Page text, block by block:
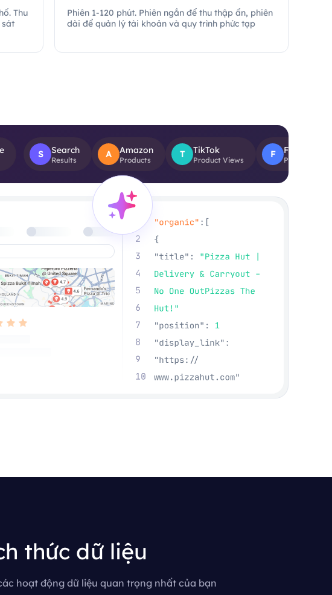
Thu
sát
Phiên 1-120 phút. Phiên ngắn để thu thập ẩn, phiên
dài để quản lý tài khoản và quy trình phức tạp
Search
Results A Amazon
Products T TikTok
Product Views
Facebook
Post Reviews
thức dữ liệu
hoạt động dữ liệu quan trọng nhất của bạn